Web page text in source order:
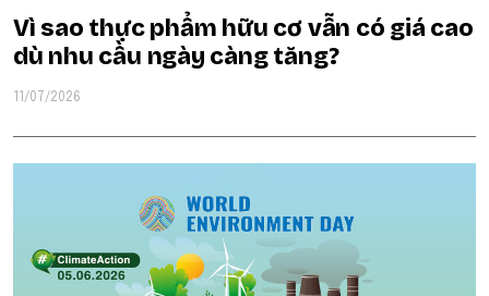
Vì sao thực phẩm hữu cơ vẫn có giá cao
dù nhu cầu ngày càng tăng?
11/07/2026